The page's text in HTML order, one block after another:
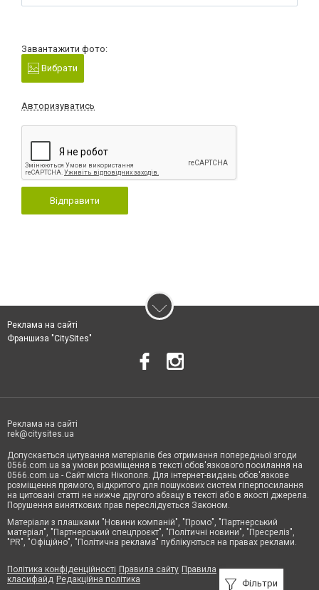
Завантажити фото:
Вибрати
Авторизуватись
Відправити
Фільтри
Реклама на сайті
Франшиза "CitySites"
Реклама на сайті
rek@citysites.ua
Допускається цитування матеріалів без отримання попередньої згоди
0566.com.ua за умови розміщення в тексті обов'язкового посилання на
0566.com.ua - Сайт міста Нікополя. Для інтернет-видань обов'язкове
розміщення прямого, відкритого для пошукових систем гіперпосилання
на цитовані статті не нижче другого абзацу в тексті або в якості джерела.
Порушення виняткових прав переслідується Законом.
Матеріали з плашками "Новини компаній", "Промо", "Партнерський
матеріал", "Партнерський спецпроєкт", "Політичні новини", "Пресреліз",
"PR", "Офіційно", "Політична реклама" публікуються на правах реклами.
Політика конфіденційності Правила сайту Правила
класифайд Редакційна політика